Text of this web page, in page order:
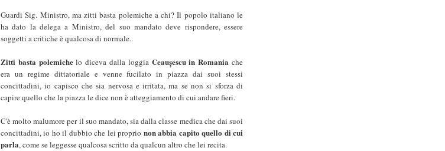
Guardi Sig. Ministro, ma zitti basta polemiche a chi? Il popolo italiano le
ha dato la delega a Ministro, del suo mandato deve rispondere, essere
soggetti a critiche è qualcosa di normale..
Zitti basta polemichelo diceva dalla loggia Ceaușescu in Romaniache
era un regime dittatoriale e venne fucilato in piazza dai suoi stessi
concittadini, io capisco che sia nervosa e irritata, ma se non si sforza di
capire quello che la piazza le dice non è atteggiamento di cui andare fieri.
C'è molto malumore per il suo mandato, sia dalla classe medica che dai suoi
concittadini, io ho il dubbio che lei proprio non abbia capito quello di cui
parla, come se leggesse qualcosa scritto da qualcun altro che lei recita.